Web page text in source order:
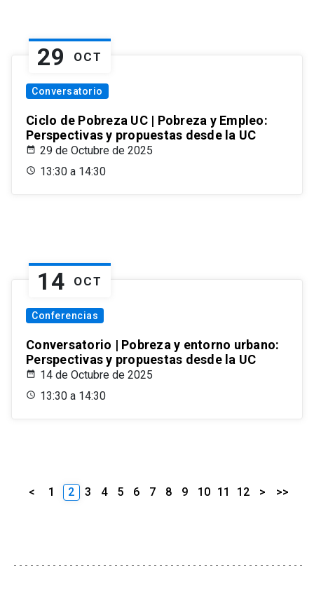
29 OCT
Conversatorio
Ciclo de Pobreza UC | Pobreza y Empleo:
Perspectivas y propuestas desde la UC
29 de Octubre de 2025
13:30 a 14:30
14 OCT
Conferencias
Conversatorio | Pobreza y entorno urbano:
Perspectivas y propuestas desde la UC
14 de Octubre de 2025
13:30 a 14:30
< 1 2 3 4 5 6 7 8 9 10 11 12 > >>